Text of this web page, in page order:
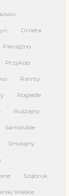
Orneta
Pieniężno
Przykop
Ramty
Rogiedle
Ruszajny
Samolubie
Smolajny
Sząbruk
Wielkie